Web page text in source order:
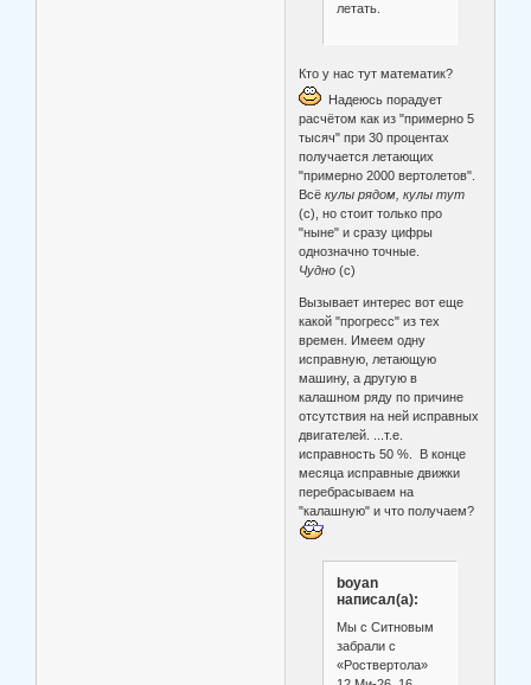
летать.
Кто у нас тут математик?
Надеюсь порадует
расчётом как из "примерно 5
тысяч" при 30 процентах
получается летающих
"примерно 2000 вертолетов".
Всёкулы рядом, кулы тут
(с), но стоит только про
"ныне" и сразу цифры
однозначно точные.
Чудно (с)
Вызывает интерес вот еще
какой "прогресс" из тех
времен. Имеем одну
исправную, летающую
машину, а другую в
калашном ряду по причине
отсутствия на ней исправных
двигателей. ...т.е.
исправность 50 %. В конце
месяца исправные движки
перебрасываем на
"калашную" и что получаем?
boyan
написал(а):
Мы с Ситновым
забрали с
«Роствертола»